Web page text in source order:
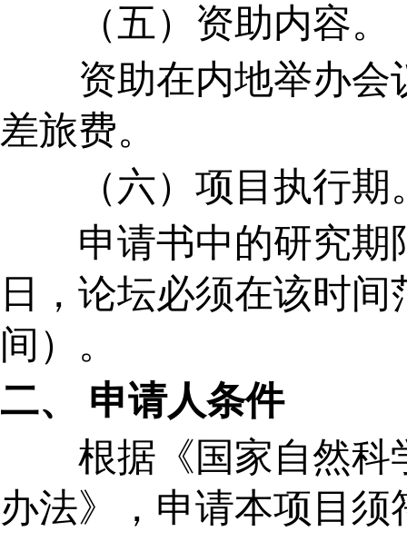
（五）资助内容。
资助在内地举办会
差旅费。
（六）项目执行期
申请书中的研究期
日，论坛必须在该时
间）。
二、 申请人条件
根据《国家自然科
办法》，申请本项目须